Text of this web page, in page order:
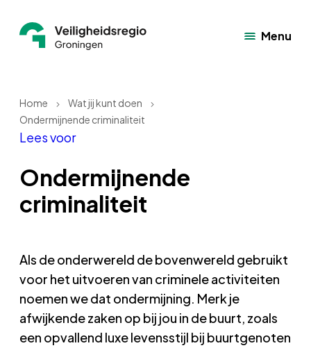
Menu
Home
Wat jij kunt doen
Ondermijnende criminaliteit
Lees voor
Ondermijnende
criminaliteit
Als de onderwereld de bovenwereld gebruikt
voor het uitvoeren van criminele activiteiten
noemen we dat ondermijning. Merk je
afwijkende zaken op bij jou in de buurt, zoals
een opvallend luxe levensstijl bij buurtgenoten